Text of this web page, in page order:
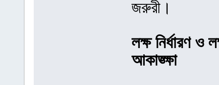
জরুরী।
লক্ষ নির্ধারণ ও
আকাঙ্ক্ষা